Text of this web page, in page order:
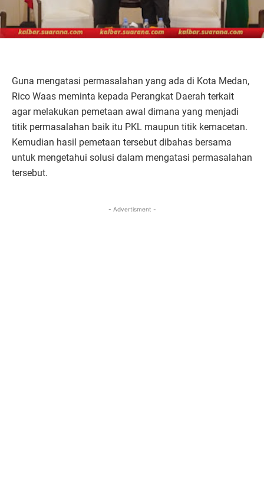
Guna mengatasi permasalahan yang ada di Kota Medan,
Rico Waas meminta kepada Perangkat Daerah terkait
agar melakukan pemetaan awal dimana yang menjadi
titik permasalahan baik itu PKL maupun titik kemacetan.
Kemudian hasil pemetaan tersebut dibahas bersama
untuk mengetahui solusi dalam mengatasi permasalahan
tersebut.
- Advertisment -